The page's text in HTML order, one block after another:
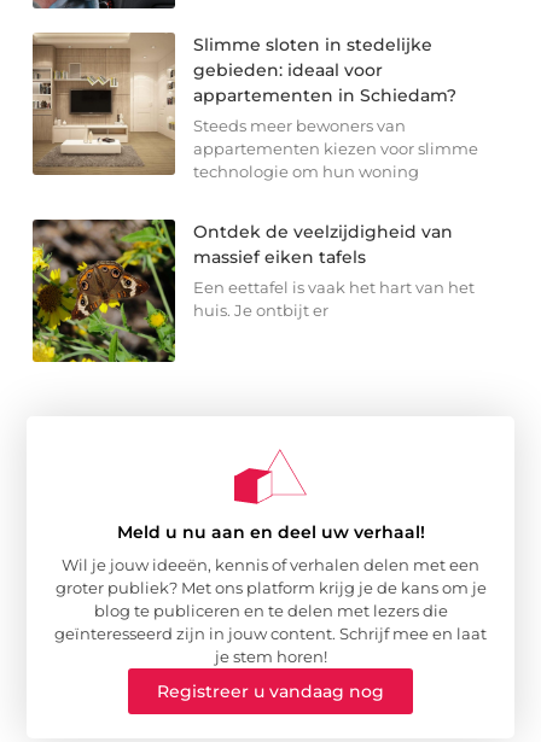
Slimme sloten in stedelijke
gebieden: ideaal voor
appartementen in Schiedam?
Steeds meer bewoners van
appartementen kiezen voor slimme
technologie om hun woning
Ontdek de veelzijdigheid van
massief eiken tafels
Een eettafel is vaak het hart van het
huis. Je ontbijt er
Meld u nu aan en deel uw verhaal!
Wil je jouw ideeën, kennis of verhalen delen met een
groter publiek? Met ons platform krijg je de kans om je
blog te publiceren en te delen met lezers die
geïnteresseerd zijn in jouw content. Schrijf mee en laat
je stem horen!
Registreer u vandaag nog